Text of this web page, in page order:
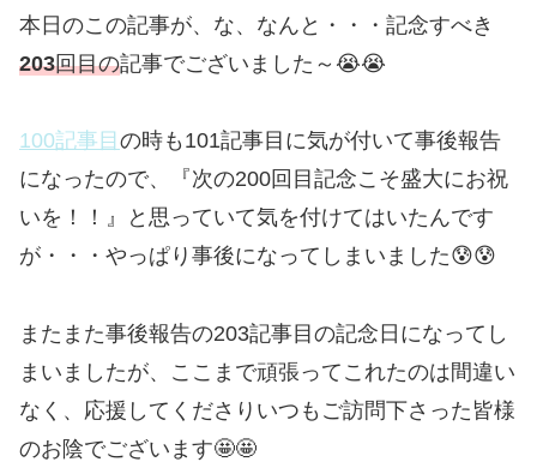
本日のこの記事が、な、なんと・・・記念すべき
203回目の記事でございました～😭😭
100記事目 の時も101記事目に気が付いて事後報告
になったので、『次の200回目記念こそ盛大にお祝
いを！！』と思っていて気を付けてはいたんです
が・・・やっぱり事後になってしまいました😰😰
またまた事後報告の203記事目の記念日になってし
まいましたが、ここまで頑張ってこれたのは間違い
なく、応援してくださりいつもご訪問下さった皆様
のお陰でございます🤩🤩